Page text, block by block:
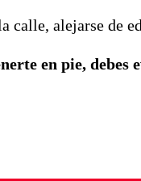
calle, alejarse de
en pie, debes